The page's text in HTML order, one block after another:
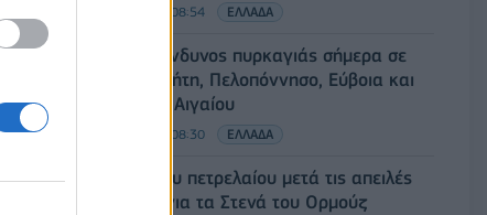
07/08/2026 - 08:54 ΕΛΛΑΔΑ
Υψηλός κίνδυνος πυρκαγιάς σήμερα σε
Αττική, Κρήτη, Πελοπόννησο, Εύβοια και
νησιά του Αιγαίου
07/08/2026 - 08:30 ΕΛΛΑΔΑ
Άνοδος του πετρελαίου μετά τις απειλές
του Ιράν για τα Στενά του Ορμούζ